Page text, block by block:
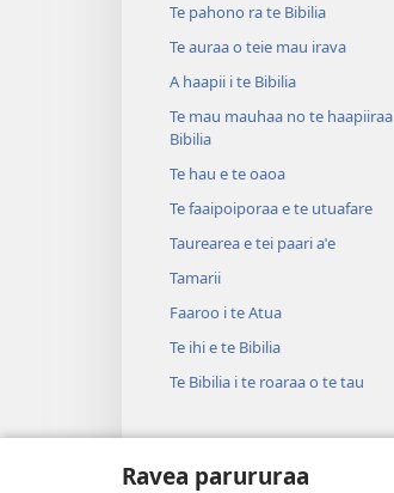
Ravea parururaa
Te pahono ra te Bibilia
Te auraa o teie mau irava
A haapii i te Bibilia
Te mau mauhaa no te haapiiraa
Bibilia
Te hau e te oaoa
Te faaipoiporaa e te utuafare
Taurearea e tei paari aˈe
Tamarii
Faaroo i te Atua
Te ihi e te Bibilia
Te Bibilia i te roaraa o te tau